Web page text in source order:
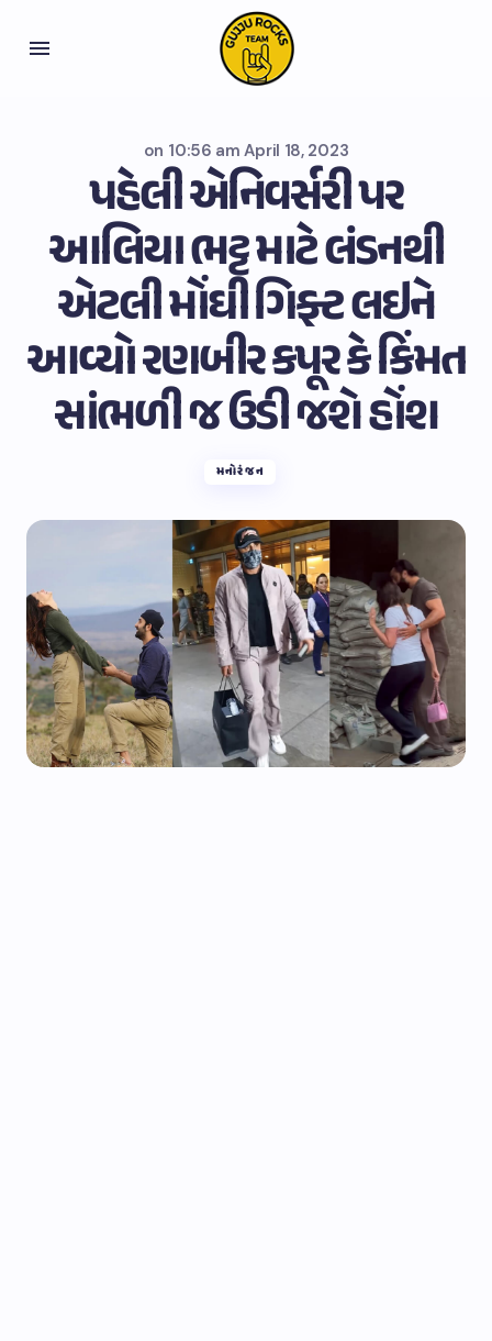
on 10:56 am April 18, 2023
પહેલી એનિવર્સરી પર
આલિયા ભટ્ટ માટે લંડનથી
એટલી મોંઘી ગિફ્ટ લઇને
આવ્યો રણબીર કપૂર કે કિંમત
સાંભળી જ ઉડી જશે હોંશ
મનોરંજન